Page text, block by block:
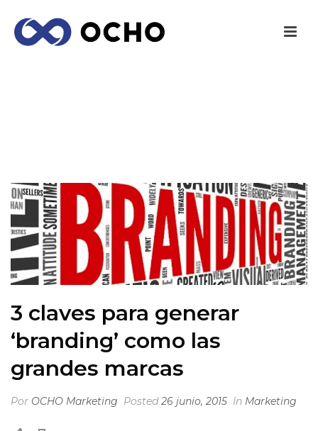
3 claves para generar
‘branding’ como las
grandes marcas
Por OCHO Marketing Posted26 junio, 2015 In Marketing